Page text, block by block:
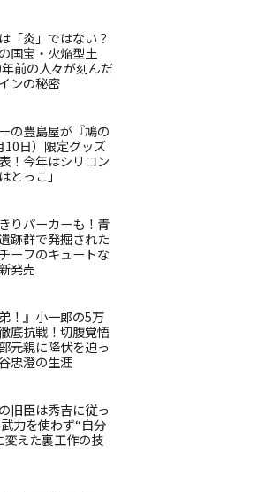
「炎」ではない？
国宝・火焔型土
前の人々が刻んだ
ンの秘密
の豊島屋が『鳩の
10日）限定グッズ
！今年はシリコン
とっこ」
りパーカーも！青
跡群で発掘された
ーフのキュートな
発売
！』小一郎の5万
底抗戦！切腹覚悟
元親に降伏を迫っ
忠澄の生涯
旧臣は秀吉に従っ
力を使わず“自分
変えた裏工作の技